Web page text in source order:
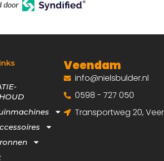
door
Veendam
info@nielsbulder.nl
0598 - 727 050
Transportweg 20,